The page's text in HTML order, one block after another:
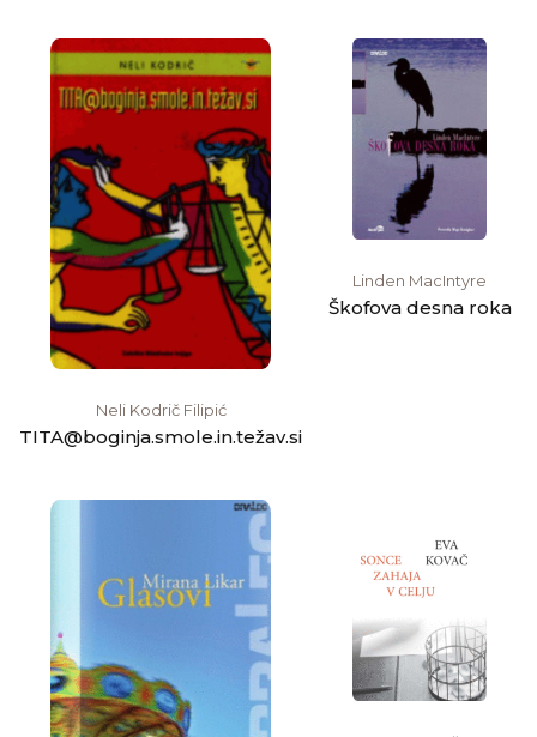
Neli Kodrič Filipić
TITA@boginja.smole.in.težav.si
Linden MacIntyre
Škofova desna roka